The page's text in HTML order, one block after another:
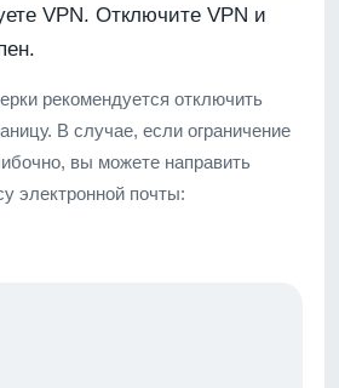
VPN. Отключите VPN и
рекомендуется отключить
В случае, если ограничение
вы можете направить
электронной почты: